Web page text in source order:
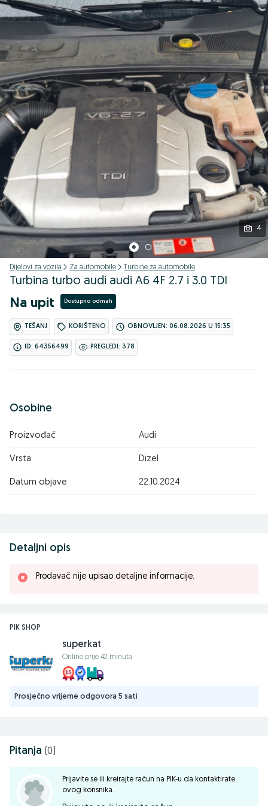
4
Dijelovi za vozila Za automobile Turbine za automobile
Turbina turbo audi audi A6 4F 2.7 i 3.0 TDI
Na upit Dostupno odmah
TEŠANJ KORIŠTENO OBNOVLJEN: 06.08.2026 U 15:35
ID: 64356499 PREGLEDI: 378
Osobine
Proizvođač Audi
Vrsta Dizel
Datum objave 22.10.2024
Detaljni opis
Prodavač nije upisao detaljne informacije.
PIK SHOP
superkat
Online prije 42 minuta
Prosječno vrijeme odgovora 5 sati
Pitanja (0)
Prijavite se ili kreirajte račun na PIK-u da kontaktirate
ovog korisnika.